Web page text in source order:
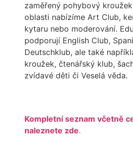
zaměřený pohybový
oblasti nabízíme Art Club,
kytaru nebo moderování.
podporují English Club,
Deutschklub, ale také
kroužek, čtenářský klub,
zvídavé děti či Veselá věda.
Kompletní seznam včetně
naleznete zde.